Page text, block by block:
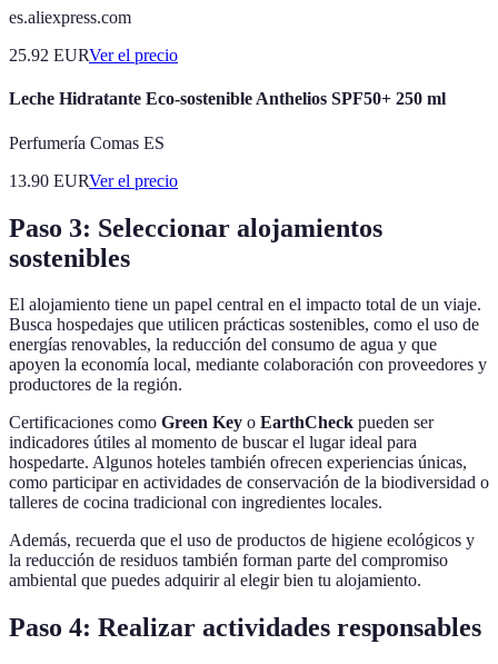
es.aliexpress.com
25.92 EURVer el precio
Leche Hidratante Eco-sostenible Anthelios SPF50+ 250 ml
Perfumería Comas ES
13.90 EURVer el precio
Paso 3: Seleccionar alojamientos
sostenibles
El alojamiento tiene un papel central en el impacto total de un viaje.
Busca hospedajes que utilicen prácticas sostenibles, como el uso de
energías renovables, la reducción del consumo de agua y que
apoyen la economía local, mediante colaboración con proveedores y
productores de la región.
Certificaciones como Green Key o EarthCheck pueden ser
indicadores útiles al momento de buscar el lugar ideal para
hospedarte. Algunos hoteles también ofrecen experiencias únicas,
como participar en actividades de conservación de la biodiversidad o
talleres de cocina tradicional con ingredientes locales.
Además, recuerda que el uso de productos de higiene ecológicos y
la reducción de residuos también forman parte del compromiso
ambiental que puedes adquirir al elegir bien tu alojamiento.
Paso 4: Realizar actividades responsables